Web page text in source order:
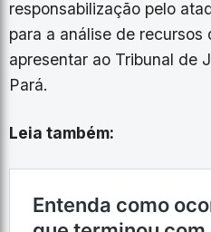
responsabilização pelo
para a análise de
apresentar ao Tribunal de
Pará.
Leia também: